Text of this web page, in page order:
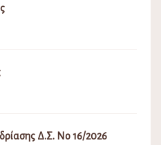
Δ.Σ. Νο 16/2026